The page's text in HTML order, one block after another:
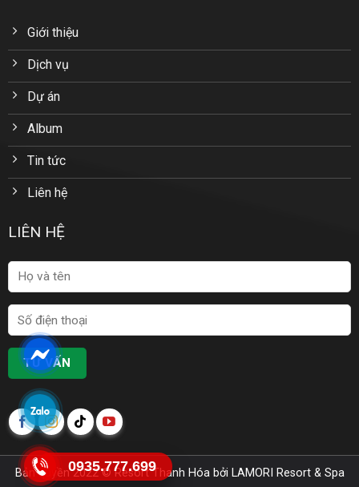
Giới thiệu
Dịch vụ
Dự án
Album
Tin tức
Liên hệ
LIÊN HỆ
Bản quyền 2022 ©Resort Thanh Hóabởi LAMORI Resort & Spa
0935.777.699